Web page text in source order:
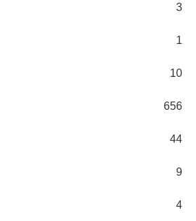
3
1
10
656
44
9
4